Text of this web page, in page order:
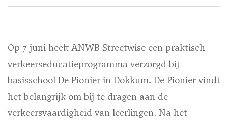
Op 7 juni heeft ANWB Streetwise een praktisch
verkeerseducatieprogramma verzorgd bij
basisschool De Pionier in Dokkum. De Pionier vindt
het belangrijk om bij te dragen aan de
verkeersvaardigheid van leerlingen. Na het